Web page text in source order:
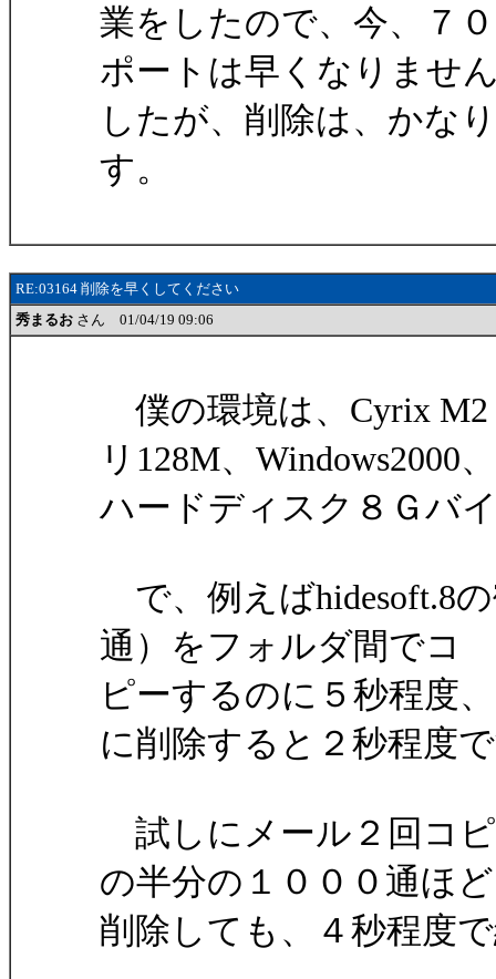
業をしたので、今、７
ポートは早くなりませ
したが、削除は、かな
す。
RE:03164 削除を早くしてください
秀まるお さん 01/04/19 09:06
僕の環境は、Cyrix M2
リ128M、Windows2000、
ハードディスク８Ｇバ
で、例えばhidesoft.8
通）をフォルダ間でコ
ピーするのに５秒程度
に削除すると２秒程度
試しにメール２回コ
の半分の１０００通ほ
削除しても、４秒程度